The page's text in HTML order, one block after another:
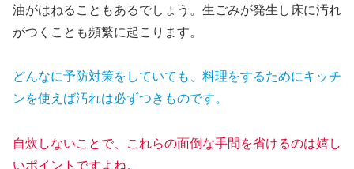
油がはねることもあるでしょう。生ごみが発生し床に汚れ
がつくことも頻繁に起こります。
どんなに予防対策をしていても、料理をするためにキッチ
ンを使えば汚れは必ずつきものです。
自炊しないことで、これらの面倒な手間を省けるのは嬉し
いポイントですよね。